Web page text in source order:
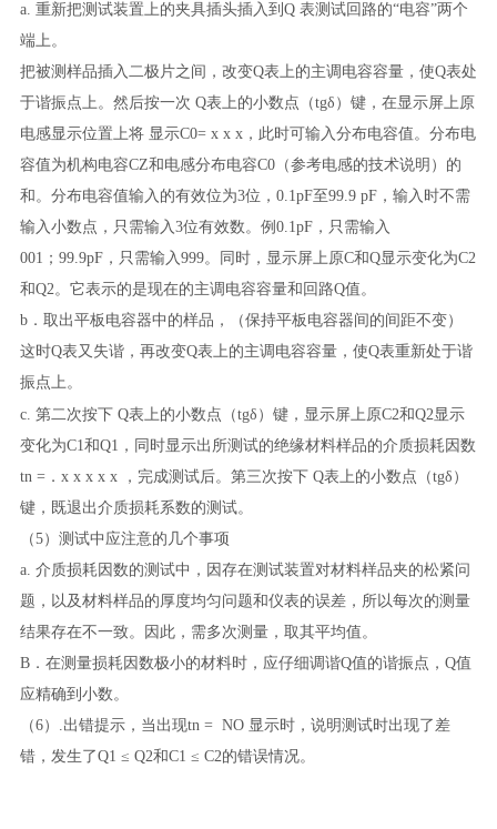
a. 重新把测试装置上的夹具插头插入到 Q 表测试回路的“电容”两个
端上。
把被测样品插入二极片之间，改变Q表上的主调电容容量，使Q表处
于谐振点上。然后按一次 Q表上的小数点（tgδ）键，在显示屏上原
电感显示位置上将 显示C0= x x x，此时可输入分布电容值。分布电
容值为机构电容CZ和电感分布电容C0（参考电感的技术说明）的
和。分布电容值输入的有效位为3位， 0.1pF至99.9 pF，输入时不需
输入小数点，只需输入3位有效数。例 0.1pF，只需输入
001 ； 99.9pF，只需输入999。 同时，显示屏上原C和Q显示变化为C2
和Q2。它表示的是现在的主调电容容量和回路Q值。
b． 取出平板电容器中的样品，（保持平板电容器间的间距不变）
这时Q表又失谐，再改变Q表上的主调电容容量，使Q表重新处于谐
振点上。
c. 第二次按下Q表上的小数点（tgδ）键，显示屏上原C2和Q2显示
变化为C1和Q1 ，同时显示出所测试的绝缘材料样品的介质损耗因数
tn =． x x x x x ，完成测试后。第三次按下Q表上的小数点（tgδ）
键，既退出介质损耗系数的测试。
（5）测试中应注意的几个事项
a. 介质损耗因数的测试中，因存在测试装置对材料样品夹的松紧问
题，以及材料样品的厚度均匀问题和仪表的误差，所以每次的测量
结果存在不一致。因此，需多次测量，取其平均值。
B．在测量损耗因数极小的材料时，应仔细调谐Q值的谐振点，Q值
应精确到小数。
（6） .出错提示，当出现tn = NO 显示时，说明测试时出现了差
错，发生了Q1 ≤ Q2和C1 ≤ C2的错误情况。